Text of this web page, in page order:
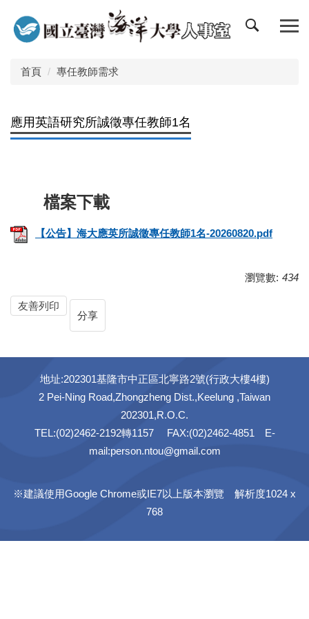
到
主
首頁 專任教師需求
應用英語研究所誠徵專任教師1名
【公告】海大應英所誠徵專任教師1名-20260820.pdf
瀏覽數: 434
友善列印
分享
地址:202301基隆市中正區北寧路2號(行政大樓4樓)
2 Pei-Ning Road,Zhongzheng Dist.,Keelung ,Taiwan
202301,R.O.C.
TEL:(02)2462-2192轉1157 FAX:(02)2462-4851 E-
mail:person.ntou@gmail.com
※建議使用Google Chrome或IE7以上版本瀏覽 解析度1024 x
768